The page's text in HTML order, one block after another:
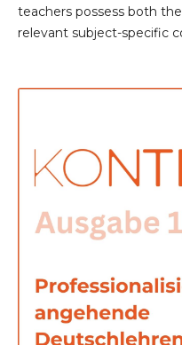
teachers possess both
relevant subject-specific